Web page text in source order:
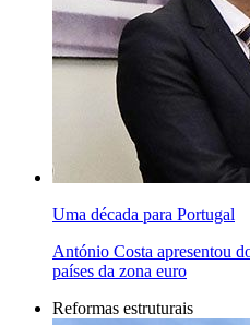
Uma década para Portugal
António Costa apresentou
países da zona euro
Reformas estruturais